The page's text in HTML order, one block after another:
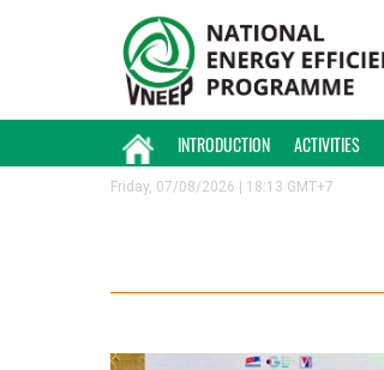
INTRODUCTION ACTIVITIES
Friday, 07/08/2026 | 18:13 GMT+7